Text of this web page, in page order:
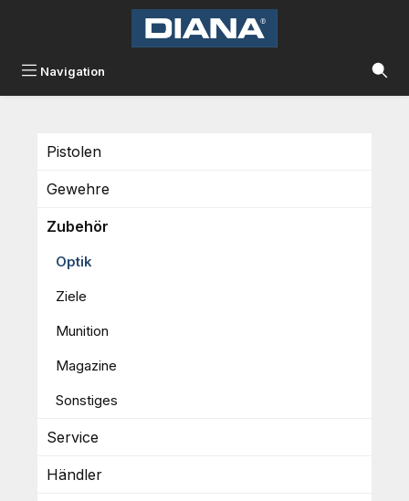
Zum Hauptinhalt springen
Navigation
Pistolen
Gewehre
Zubehör
Optik
Ziele
Munition
Magazine
Sonstiges
Service
Händler